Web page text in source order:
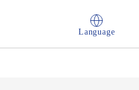
Language